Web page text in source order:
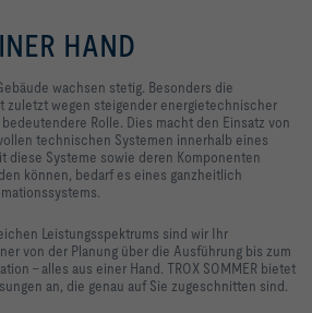
HAND
wachsen stetig. Besonders die
zuletzt wegen steigender energietechnischer
Rolle. Dies macht den Einsatz von
technischen Systemen innerhalb eines
diese Systeme sowie deren Komponenten
können, bedarf es eines ganzheitlich
Leistungsspektrums sind wir Ihr
von der Planung über die Ausführung bis zum
- alles aus einer Hand. TROX SOMMER bietet
an, die genau auf Sie zugeschnitten sind.